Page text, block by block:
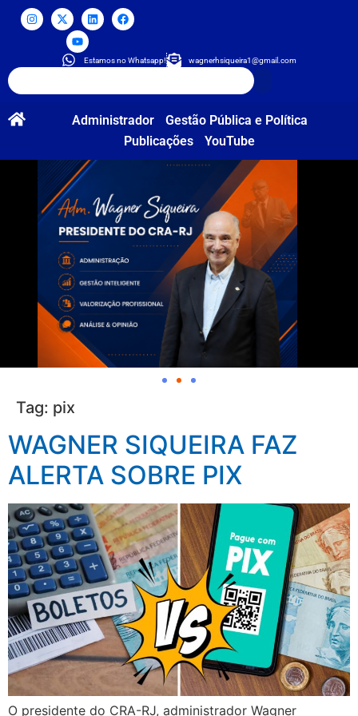
Estamos no Whatsapp! wagnerhsiqueira1@gmail.com
Administrador
Gestão Pública e Política
Publicações
YouTube
Tag: pix
WAGNER SIQUEIRA FAZ
ALERTA SOBRE PIX
O presidente do CRA-RJ, administrador Wagner